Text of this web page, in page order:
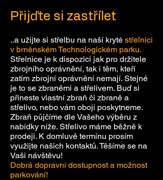
Přijďte si zastřílet
..a užijte si střelbu na naší kryté střelnici
v brněnském Technologickém parku.
Střelnice je k dispozici jak pro držitele
zbrojního oprávnění, tak i těm, kteří
zatím zbrojní oprávnění nemají. Stejné
je to se zbraněmi a střelivem. Buď si
přineste vlastní zbraň či zbraně a
střelivo, nebo vám obojí poskytneme.
Zbraň půjčíme dle Vašeho výběru z
nabídky níže. Střelivo máme běžně k
prodeji. K domluvě termínu prosím
využijte našich kontaktů. Těšíme se na
Vaši návštěvu!
Dobrá dopravní dostupnost a možnost
parkování!